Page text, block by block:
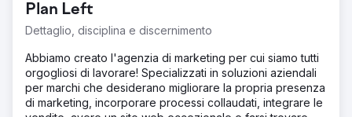
sito Web coinvolgente e facile da usare per soddisfare la
demografia del cliente.
Soluzione
LA NOSTRA STRATEGIA Abbiamo iniziato comprendendo
il modello di business e gli USP (unique selling point)
dell'azienda. Creando una campagna sui social media
siamo stati in grado di aiutare a comunicare la storia dietro
Plan Left
Dettaglio, disciplina e discernimento
Abbiamo creato l'agenzia di marketing per cui siamo tutti
orgogliosi di lavorare! Specializzati in soluzioni aziendali
per marchi che desiderano migliorare la propria presenza
di marketing, incorporare processi collaudati, integrare le